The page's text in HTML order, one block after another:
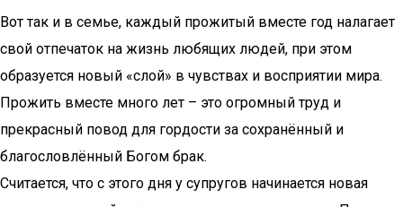
Вот так и в семье, каждый прожитый вместе год налагает
свой отпечаток на жизнь любящих людей, при этом
образуется новый «слой» в чувствах и восприятии мира.
Прожить вместе много лет – это огромный труд и
прекрасный повод для гордости за сохранённый и
благословлённый Богом брак.
Считается, что с этого дня у супругов начинается новая